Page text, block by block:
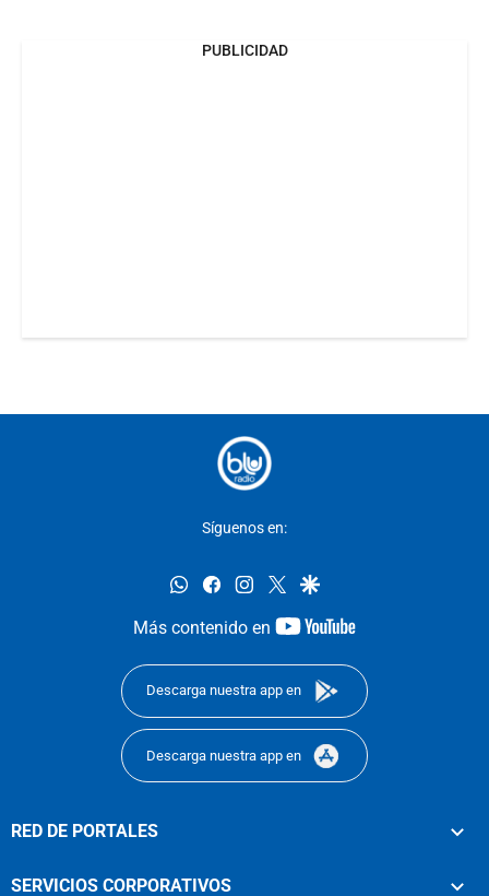
PUBLICIDAD
Síguenos en:
whatsappfacebookinstagram
twittergoogle
Más contenido en
youtube-
Descarga nuestra app en
Descarga nuestra app en
RED DE PORTALES
SERVICIOS CORPORATIVOS